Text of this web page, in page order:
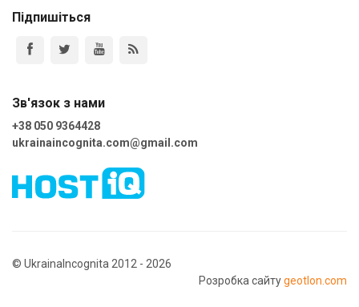
Підпишіться
Зв'язок з нами
+38 050 9364428
ukrainaincognita.com@gmail.com
© UkrainaIncognita 2012 - 2026
Розробка сайтуgeotlon.com